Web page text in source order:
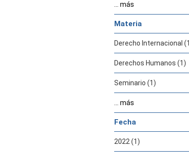
... más
Materia
Derecho Internacional
Derechos Humanos (1)
Seminario (1)
... más
Fecha
2022 (1)